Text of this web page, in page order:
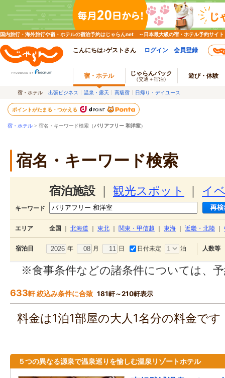
国内旅行・海外旅行や宿・ホテルの宿泊予約はじゃらんnet ～日本最大級の宿・ホテル予約サイト
こんにちは♪ゲストさん ログイン 会員登録
宿・ホテル じゃらんパック
（交通＋宿泊） 遊び・体験
宿・ホテル 出張ビジネス 温泉・露天 高級宿 日帰り・デイユース
ポイントがたまる・つかえる
宿・ホテル > 宿名・キーワード検索（バリアフリー 和洋室）
宿名・キーワード検索
宿泊施設 観光スポット イ
キーワード
エリア 全国 北海道 東北 関東・甲信越 東海 近畿・北陸
宿泊日 年 月 日 日付未定 泊 人数等
※食事条件などの諸条件については、
633軒 絞込み条件に合致 181軒～210軒表示
料金は1泊1部屋の大人1名分の料金で
５つの異なる源泉で温泉巡りを愉しむ温泉リゾートホテル